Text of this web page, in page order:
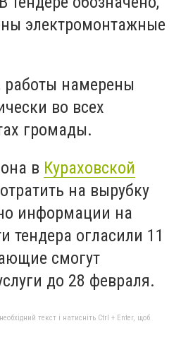
электромонтажные
работы намерены
во всех
громады.
в Кураховской
на вырубку
информации на
тендера огласили 11
смогут
до 28 февраля.
текст і натисніть Ctrl + Enter, щоб